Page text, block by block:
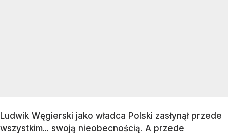
Ludwik Węgierski jako władca Polski zasłynął przede
wszystkim... swoją nieobecnością. A przede